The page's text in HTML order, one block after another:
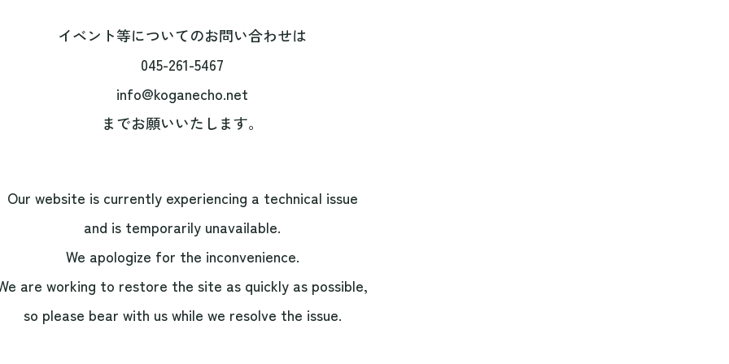
イベント等についてのお問い合わせは
045-261-5467
info@koganecho.net
までお願いいたします。
Our website is currently experiencing a technical issue
and is temporarily unavailable.
We apologize for the inconvenience.
are working to restore the site as quickly as possible,
so please bear with us while we resolve the issue.